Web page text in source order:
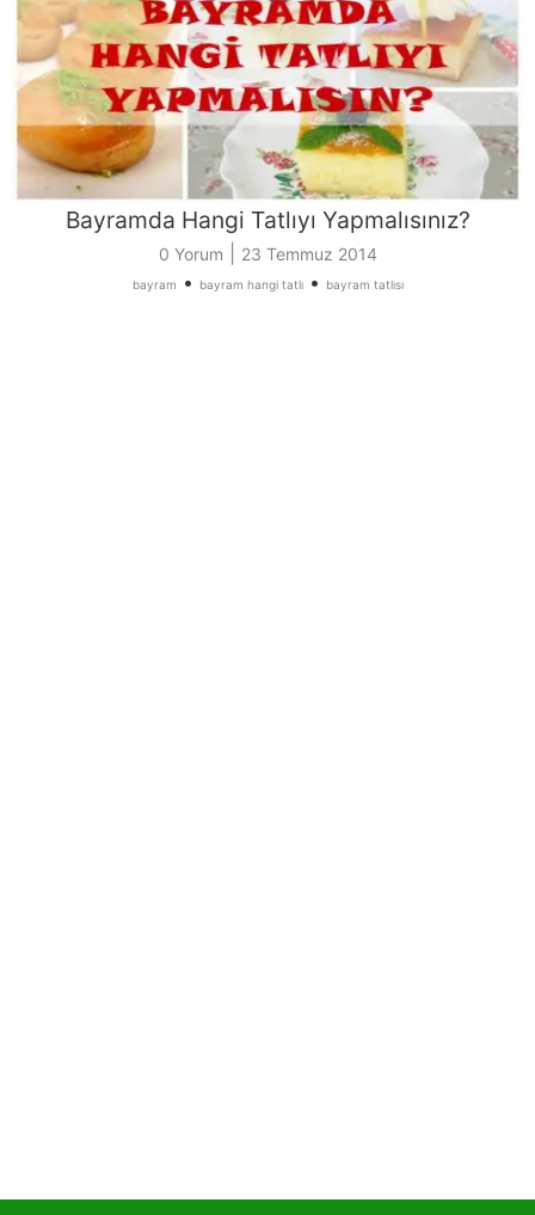
Bayramda Hangi Tatlıyı Yapmalısınız?
0 Yorum 23 Temmuz 2014
bayram • bayram hangi tatlı• bayram tatlısı